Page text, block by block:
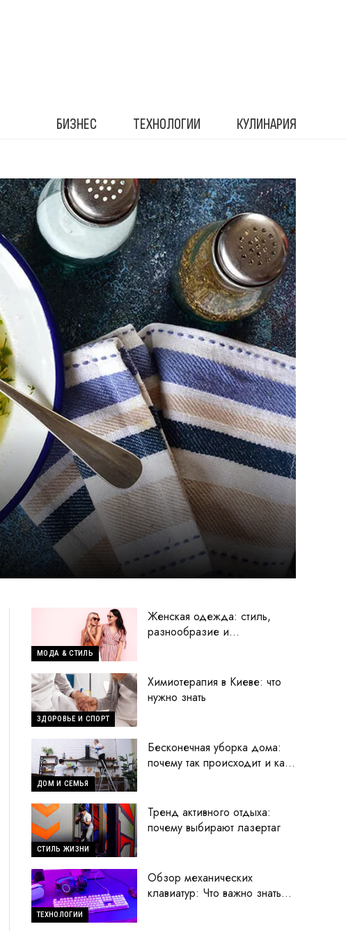
БИЗНЕС ТЕХНОЛОГИИ КУЛИНАРИЯ
МОДА & СТИЛЬ
Женская одежда: стиль,
разнообразие и
ЗДОРОВЬЕ И СПОРТ
Химиотерапия в Киеве: что
нужно знать
ДОМ И СЕМЬЯ
Бесконечная уборка дома:
почему так происходит и как
СТИЛЬ ЖИЗНИ
Тренд активного отдыха:
почему выбирают лазертаг
ТЕХНОЛОГИИ
Обзор механических
клавиатур: Что важно знать